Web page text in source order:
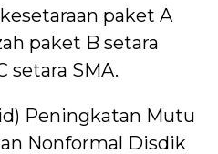
paket A
paket B setara
setara SMA.
Peningkatan Mutu
Nonformal Disdik